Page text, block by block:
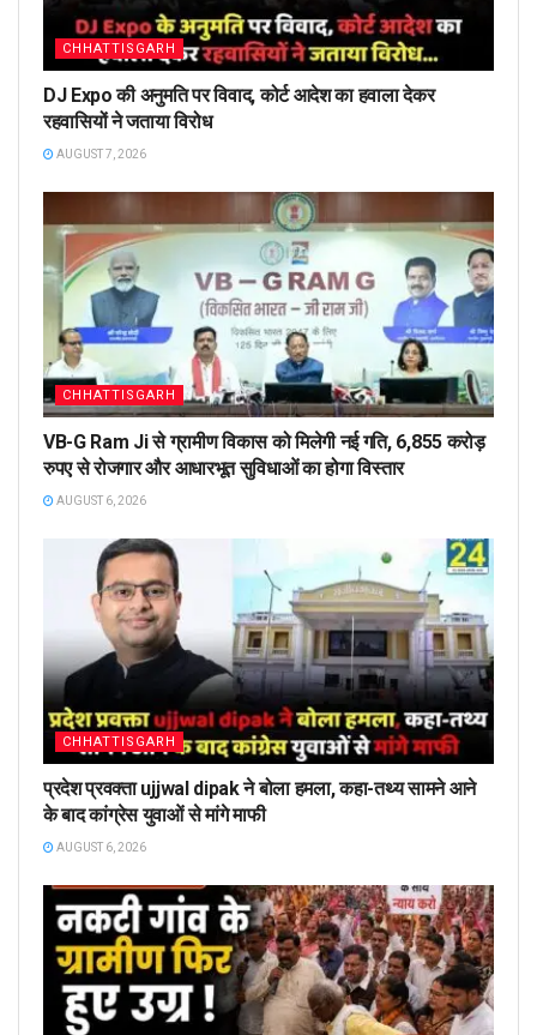
CHHATTISGARH
DJ Expo की अनुमति पर विवाद, कोर्ट आदेश का हवाला देकर
रहवासियों ने जताया विरोध
AUGUST 7, 2026
CHHATTISGARH
VB-G Ram Ji से ग्रामीण विकास को मिलेगी नई गति, 6,855 करोड़
रुपए से रोजगार और आधारभूत सुविधाओं का होगा विस्तार
AUGUST 6, 2026
CHHATTISGARH
प्रदेश प्रवक्ता ujjwal dipak ने बोला हमला, कहा-तथ्य सामने आने
के बाद कांग्रेस युवाओं से मांगे माफी
AUGUST 6, 2026